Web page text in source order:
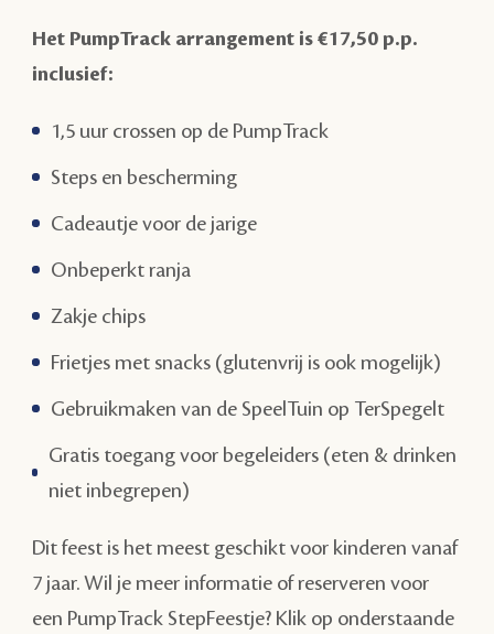
Het PumpTrack arrangement is €17,50 p.p.
inclusief:
1,5 uur crossen op de PumpTrack
Steps en bescherming
Cadeautje voor de jarige
Onbeperkt ranja
Zakje chips
Frietjes met snacks (glutenvrij is ook mogelijk)
Gebruikmaken van de SpeelTuin op TerSpegelt
Gratis toegang voor begeleiders (eten & drinken
niet inbegrepen)
Dit feest is het meest geschikt voor kinderen vanaf
7 jaar. Wil je meer informatie of reserveren voor
een PumpTrack StepFeestje? Klik op onderstaande